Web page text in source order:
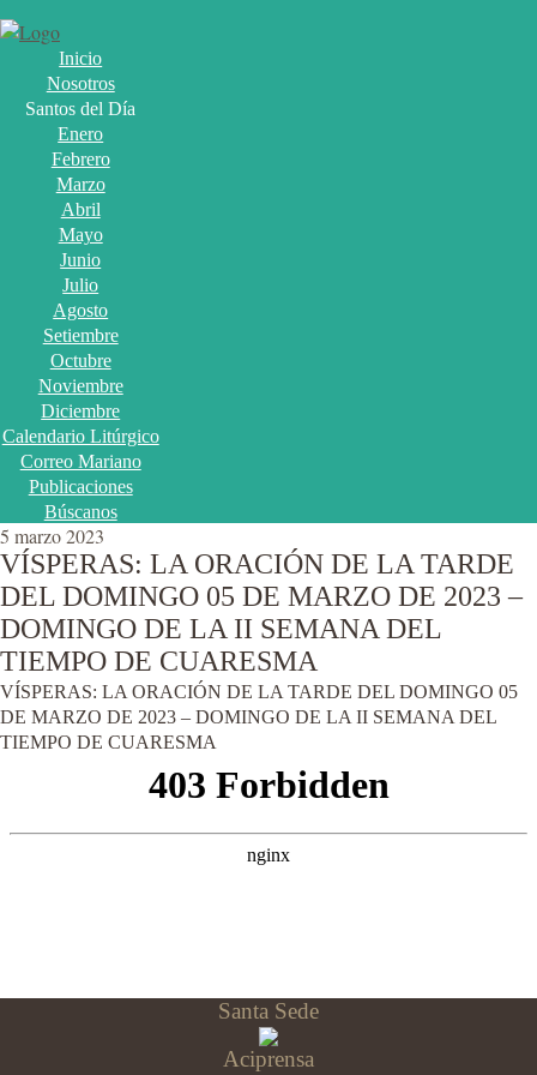
Inicio
Nosotros
Santos del Día
Enero
Febrero
Marzo
Abril
Mayo
Junio
Julio
Agosto
Setiembre
Octubre
Noviembre
Diciembre
Calendario Litúrgico
Correo Mariano
Publicaciones
Búscanos
5 marzo 2023
VÍSPERAS: LA ORACIÓN DE LA TARDE
DEL DOMINGO 05 DE MARZO DE 2023 –
DOMINGO DE LA II SEMANA DEL
TIEMPO DE CUARESMA
VÍSPERAS: LA ORACIÓN DE LA TARDE DEL DOMINGO 05
DE MARZO DE 2023 – DOMINGO DE LA II SEMANA DEL
TIEMPO DE CUARESMA
Santa Sede
Aciprensa